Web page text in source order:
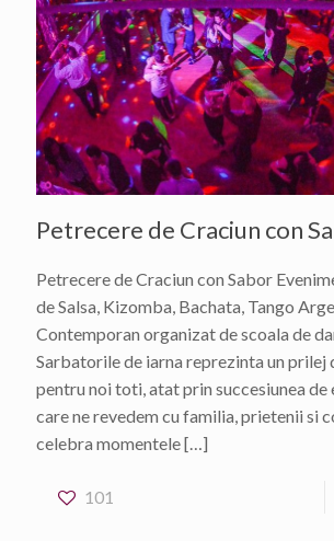
Petrecere de Craciun con
Petrecere de Craciun con Sabor
de Salsa, Kizomba, Bachata, Tango
Contemporan organizat de scoala de
Sarbatorile de iarna reprezinta un prilej
pentru noi toti, atat prin succesiunea de
care ne revedem cu familia, prietenii si
celebra momentele[…]
101